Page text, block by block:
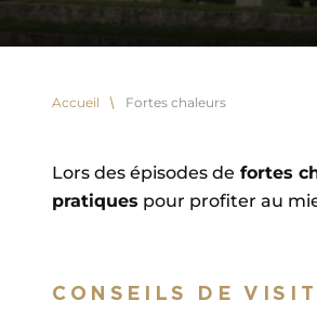
Accueil Fortes chaleurs
Lors des épisodes de fortes
pratiques pour profiter au
CONSEILS DE